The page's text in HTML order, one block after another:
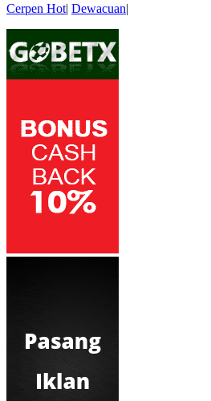
Cerpen Hot| Dewacuan|